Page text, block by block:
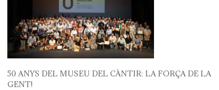
50 ANYS DEL MUSEU DEL CÀNTIR: LA FORÇA DE LA
GENT!